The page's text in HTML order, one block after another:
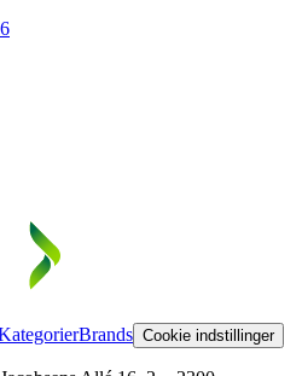
Brands Cookie indstillinger